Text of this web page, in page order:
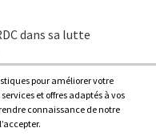
dans sa lutte
pour améliorer votre
et offres adaptés à vos
connaissance de notre